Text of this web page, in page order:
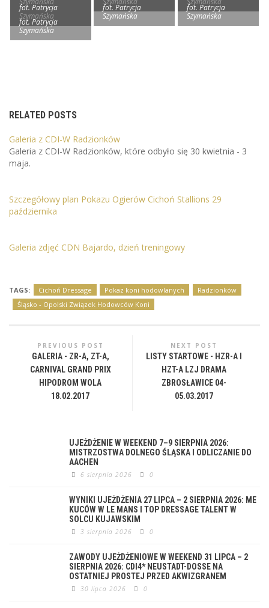
fot. Patrycja
Szymańska
fot. Patrycja
Szymańska
fot. Patrycja
Szymańska
fot. Patrycja
Szymańska
RELATED POSTS
Galeria z CDI-W Radzionków
Galeria z CDI-W Radzionków, które odbyło się 30 kwietnia - 3
maja.
Szczegółowy plan Pokazu Ogierów Cichoń Stallions 29
października
Galeria zdjęć CDN Bajardo, dzień treningowy
TAGS: Cichoń Dressage Pokaz koni hodowlanych
Radzionków
Śląsko - Opolski Związek Hodowców Koni
PREVIOUS POST
GALERIA - ZR-A, ZT-A,
CARNIVAL GRAND PRIX
HIPODROM WOLA
18.02.2017
NEXT POST
LISTY STARTOWE - HZR-A I
HZT-A LZJ DRAMA
ZBROSŁAWICE 04-
05.03.2017
UJEŻDŻENIE W WEEKEND 7–9 SIERPNIA 2026:
MISTRZOSTWA DOLNEGO ŚLĄSKA I ODLICZANIE DO
AACHEN
6 sierpnia 2026 0
WYNIKI UJEŻDŻENIA 27 LIPCA – 2 SIERPNIA 2026: ME
KUCÓW W LE MANS I TOP DRESSAGE TALENT W
SOLCU KUJAWSKIM
3 sierpnia 2026 0
ZAWODY UJEŻDŻENIOWE W WEEKEND 31 LIPCA – 2
SIERPNIA 2026: CDI4* NEUSTADT-DOSSE NA
OSTATNIEJ PROSTEJ PRZED AKWIZGRANEM
30 lipca 2026 0